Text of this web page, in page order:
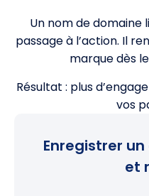
Un nom de domaine
passage à l’action. Il
marque dès
Résultat : plus
vos
Enregistrer
et